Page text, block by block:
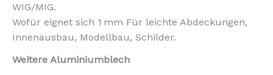
WIG/MIG.
Wofür eignet sich 1 mm Für leichte Abdeckungen,
Innenausbau, Modellbau, Schilder.
Weitere Aluminiumblech